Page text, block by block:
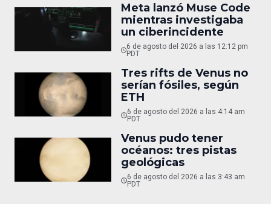
Meta lanzó Muse Code
mientras investigaba
un ciberincidente
6 de agosto del 2026 a las 12:12 pm
PDT
Tres rifts de Venus no
serían fósiles, según
ETH
6 de agosto del 2026 a las 4:14 am
PDT
Venus pudo tener
océanos: tres pistas
geológicas
6 de agosto del 2026 a las 3:43 am
PDT